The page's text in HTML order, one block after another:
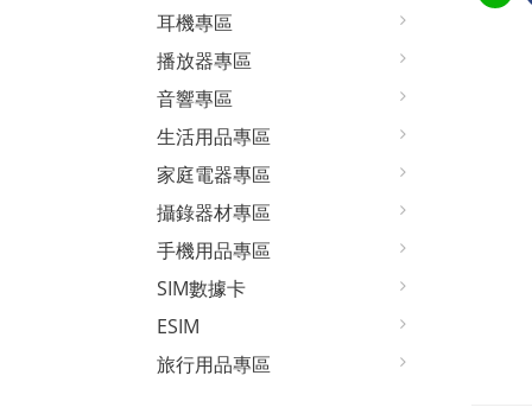
耳機專區
播放器專區
音響專區
生活用品專區
家庭電器專區
攝錄器材專區
手機用品專區
SIM數據卡
ESIM
旅行用品專區